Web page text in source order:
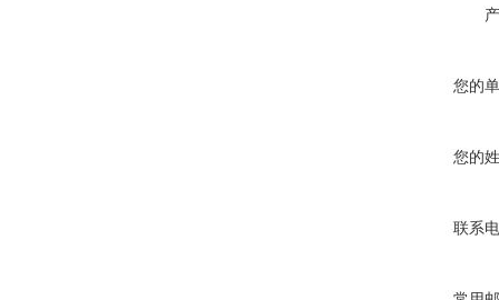
您的
您的
联系